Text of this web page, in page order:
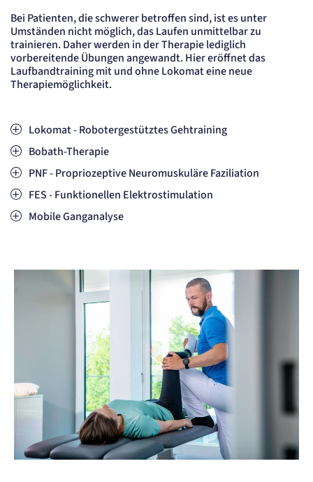
Bei Patienten, die schwerer betroffen sind, ist es unter
Umständen nicht möglich, das Laufen unmittelbar zu
trainieren. Daher werden in der Therapie lediglich
vorbereitende Übungen angewandt. Hier eröffnet das
Laufbandtraining mit und ohne Lokomat eine neue
Therapiemöglichkeit.
Lokomat - Robotergestütztes Gehtraining
Bobath-Therapie
PNF - Propriozeptive Neuromuskuläre Faziliation
FES - Funktionellen Elektrostimulation
Mobile Ganganalyse